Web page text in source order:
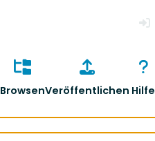
BrowsenVeröffentlichen Hilfe